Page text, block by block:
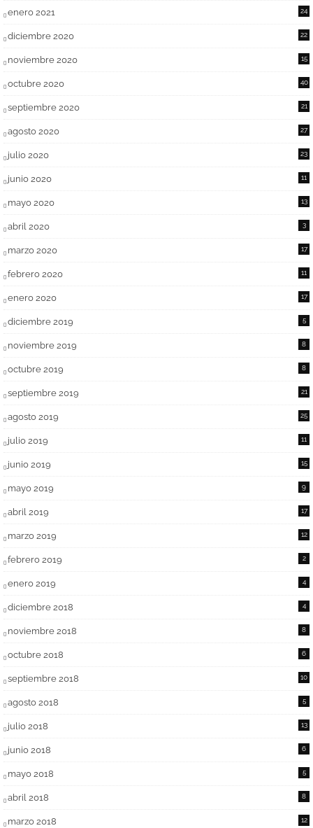
enero 2021 24
diciembre 2020 22
noviembre 2020 15
octubre 2020 40
septiembre 2020 21
agosto 2020 27
julio 2020 23
junio 2020 11
mayo 2020 13
abril 2020 3
marzo 2020 17
febrero 2020 11
enero 2020 17
diciembre 2019 5
noviembre 2019 8
octubre 2019 8
septiembre 2019 21
agosto 2019 25
julio 2019 11
junio 2019 15
mayo 2019 9
abril 2019 17
marzo 2019 12
febrero 2019 2
enero 2019 4
diciembre 2018 4
noviembre 2018 8
octubre 2018 6
septiembre 2018 10
agosto 2018 5
julio 2018 13
junio 2018 6
mayo 2018 5
abril 2018 8
marzo 2018 12